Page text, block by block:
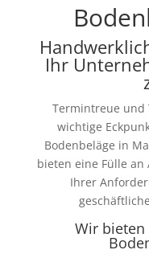
Ihr
Termintreue und
wichtige
Bodenbeläge in
bieten eine Fülle
Ihrer
Wir